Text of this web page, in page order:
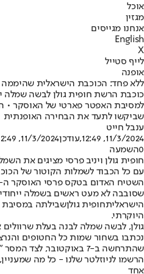
אוכל
מגזין
אנחנו מגייסים
English
X
לייף סטייל
אופנה
ללא פחד: הכוכבת הישראלית
כוכבת הרשת חופית גולן לבשה שמלה
למסיבת האפטר פארטי של האוסקר •
שביקשו לתעד את הבחירה האופנתית
ענבל חייט
11/3/2024, 12:49
,עודכן11/3/2024, 12:49
0השמעה
חופית גולן ויניב פרסי מציגים את
עם כל הכבוד לשמלות הקוטור של
שסובבה לא מעט ראשים בשמלה
הישראליתחופית גולןשבילתה במסיבת
היוקרתי.
גולן, לבשה שמלה לבנה בעלת שרוולים
נכתבו בשחור שמות כל החטופים
שהתרחשה ב-7 באוקטובר, לצד המסר "Bring Them Home".
הרשמו לניוזלטר שלנו - כל מה
אחד